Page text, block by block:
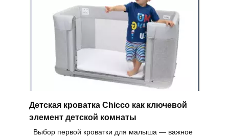
Детская кроватка Chicco как ключевой
элемент детской комнаты
Выбор первой кроватки для малыша — важное